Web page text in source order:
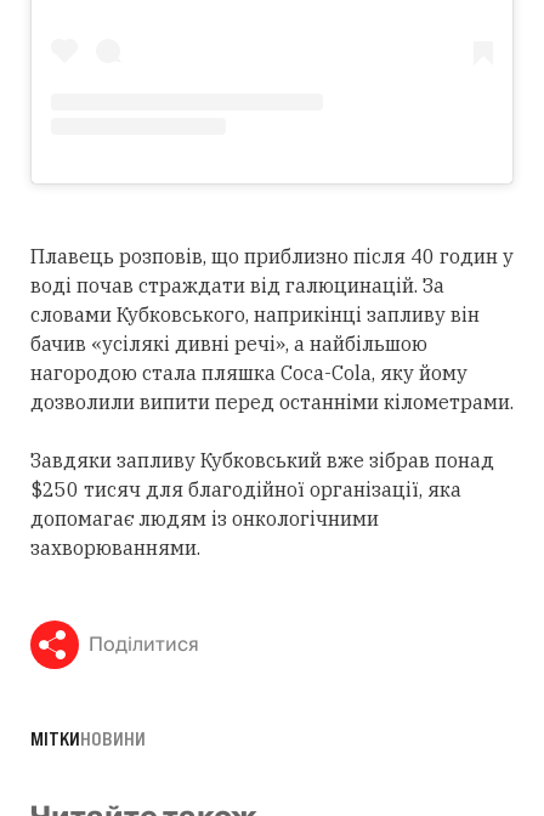
Плавець розповів, що приблизно після 40 годин у
воді почав страждати від галюцинацій. За
словами Кубковського, наприкінці запливу він
бачив «усілякі дивні речі», а найбільшою
нагородою стала пляшка Coca-Cola, яку йому
дозволили випити перед останніми кілометрами.
Завдяки запливу Кубковський вже зібрав понад
$250 тисяч для благодійної організації, яка
допомагає людям із онкологічними
захворюваннями.
Поділитися
МІТКИНОВИНИ